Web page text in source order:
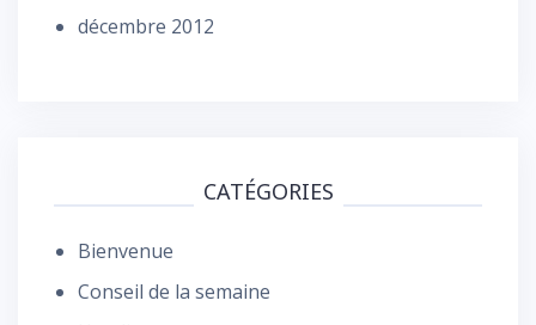
décembre 2012
CATÉGORIES
Bienvenue
Conseil de la semaine